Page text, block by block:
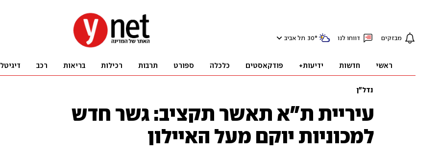
מבזקים דווחו לנו 30° תל אביב
ראשי חדשות ידיעות+ פודקאסטים כלכלה ספורט תרבות רכילות בריאות רכב דיגיטל
נדל"ן
עיריית ת"א תאשר תקציב: גשר חדש
למכוניות יוקם מעל האיילון